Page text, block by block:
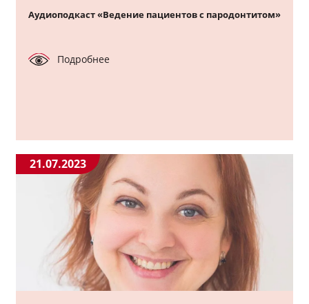
Аудиоподкаст «Ведение пациентов с пародонтитом»
Подробнее
21.07.2023